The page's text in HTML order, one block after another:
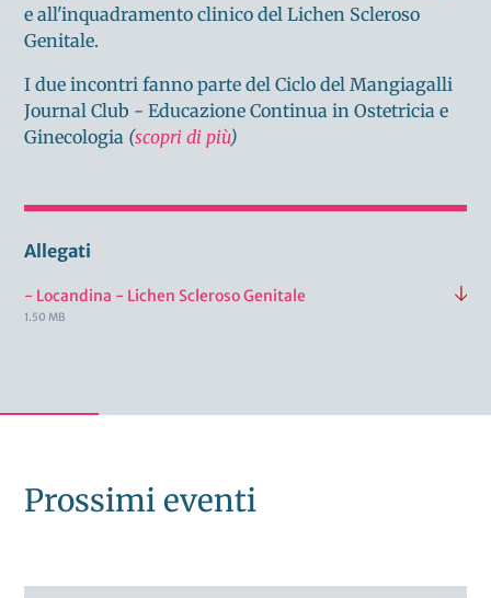
e all'inquadramento clinico del Lichen Scleroso
Genitale.
I due incontri fanno parte del Ciclo del Mangiagalli
Journal Club - Educazione Continua in Ostetricia e
Ginecologia (scopri di più)
Allegati
- Locandina - Lichen Scleroso Genitale
1.50 MB
Prossimi eventi